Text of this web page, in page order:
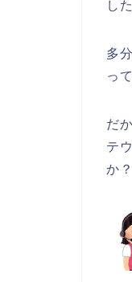
した
多
っ
だ
テ
か？